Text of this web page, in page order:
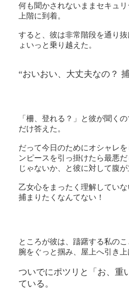
何も聞かされないままセキュ
上階に到着。
すると、彼は非常階段を通り
ょいっと乗り越えた。
“おいおい、大丈夫なの？
「柵、登れる？」と彼が聞く
だけ答えた。
だって今日のためにオシャレ
ンピースを引っ掛けたら最悪
じゃないか、と彼に対して腹が
乙女心をまったく理解してい
捕まりたくなんてない！
ところが彼は、躊躇する私の
腕をぐっと掴み、屋上へ引き上
ついでにポツリと「お、
ている。